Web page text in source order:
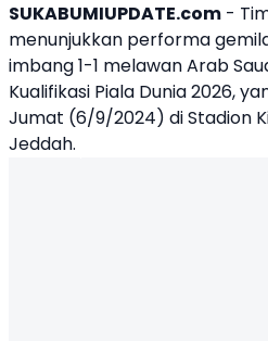
SUKABUMIUPDATE.com -
menunjukkan performa
imbang 1-1 melawan Arab
Kualifikasi Piala Dunia 2026,
Jumat (6/9/2024) di Stadion
Jeddah.